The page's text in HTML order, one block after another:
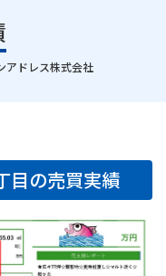
アドレス株式会社
目の売買実績